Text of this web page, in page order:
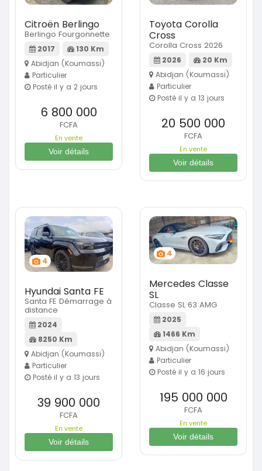
Citroën Berlingo
Berlingo Fourgonnette
2017
130 Km
Abidjan (Koumassi)
Particulier
Posté il y a 2 jours
6 800 000
FCFA
En vente
Voir détails
Toyota Corolla
Cross
Corolla Cross 2026
2026
20 Km
Abidjan (Koumassi)
Particulier
Posté il y a 13 jours
20 500 000
FCFA
En vente
Voir détails
4
Hyundai Santa FE
Santa FE Démarrage à
distance
2024
8250 Km
Abidjan (Koumassi)
Particulier
Posté il y a 13 jours
39 900 000
FCFA
En vente
Voir détails
4
Mercedes Classe
SL
Classe SL 63 AMG
2025
1466 Km
Abidjan (Koumassi)
Particulier
Posté il y a 16 jours
195 000 000
FCFA
En vente
Voir détails